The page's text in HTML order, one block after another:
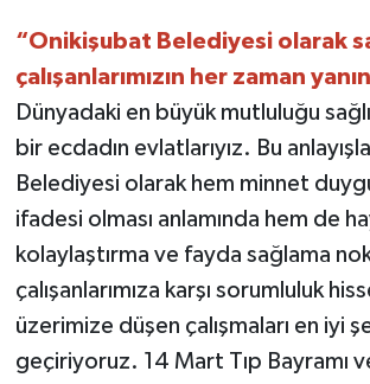
“Onikişubat Belediyesi olarak
çalışanlarımızın her zaman
Dünyadaki en büyük mutluluğu
bir ecdadın evlatlarıyız. Bu
Belediyesi olarak hem minnet
ifadesi olması anlamında hem de
kolaylaştırma ve fayda sağlama
çalışanlarımıza karşı sorumluluk
üzerimize düşen çalışmaları en iyi
geçiriyoruz. 14 Mart Tıp Bayramı